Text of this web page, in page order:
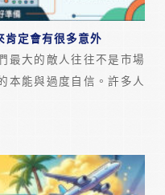
肯定會有很多意外
最大的敵人往往不是市場
本能與過度自信。許多人